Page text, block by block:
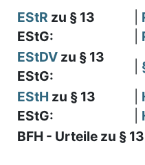
EStR zu § 13
EStG:
EStDV zu § 13
EStG:
EStH zu § 13
EStG:
BFH - Urteile zu §